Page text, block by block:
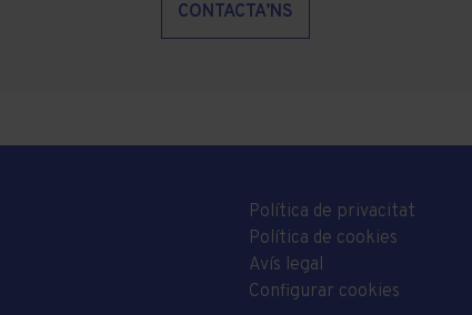
CONTACTA’NS
Política de privacitat
Política de cookies
Avís legal
Configurar cookies